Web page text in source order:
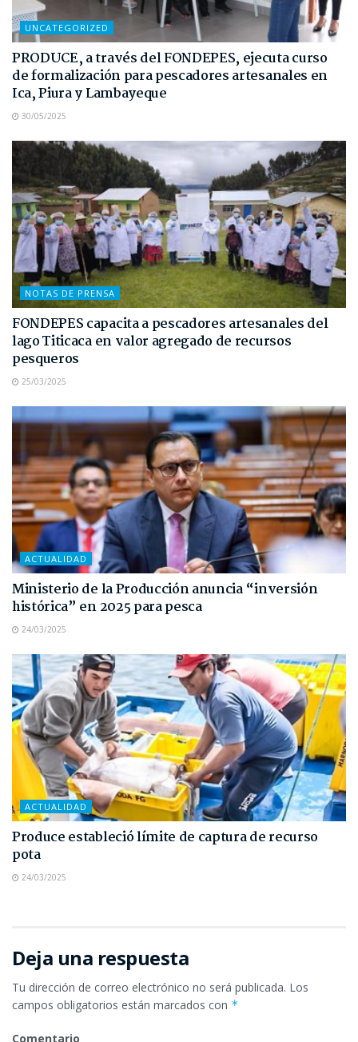
UNCATEGORIZED
PRODUCE, a través del FONDEPES, ejecuta curso
de formalización para pescadores artesanales en
Ica, Piura y Lambayeque
30/05/2025
NOTAS DE PRENSA
FONDEPES capacita a pescadores artesanales del
lago Titicaca en valor agregado de recursos
pesqueros
25/03/2025
ACTUALIDAD
Ministerio de la Producción anuncia “inversión
histórica” en 2025 para pesca
24/03/2025
ACTUALIDAD
Produce estableció límite de captura de recurso
pota
24/03/2025
Deja una respuesta
Tu dirección de correo electrónico no será publicada. Los
campos obligatorios están marcados con *
Comentario